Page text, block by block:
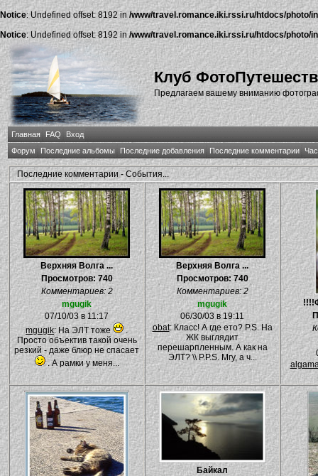
Notice: Undefined offset: 8192 in /www/travel.romance.iki.rssi.ru/htdocs/photo/
Notice: Undefined offset: 8192 in/www/travel.romance.iki.rssi.ru/htdocs/photo/
Клуб
Предлагаем вашему вниманию
Главная FAQ
Вход
Форум
Последние альбомы Последние добавления Последние комментарии
Последние комментарии - События...
Верхняя Волга ...
Просмотров: 740
Комментариев: 2
mgugik
07/10/03 в 11:17
mgugik: На ЭЛТ тоже
.
Просто объектив такой очень
резкий - даже блюр не спасает
. А рамки у меня...
Верхняя Волга ...
Просмотров: 740
Комментариев: 2
mgugik
06/30/03 в 19:11
obat: Класс! А где ето? P.S. На
ЖК выглядит
перешарпленным. А как на
ЭЛТ? \\ P.P.S. Мгу, а ч...
Байкал